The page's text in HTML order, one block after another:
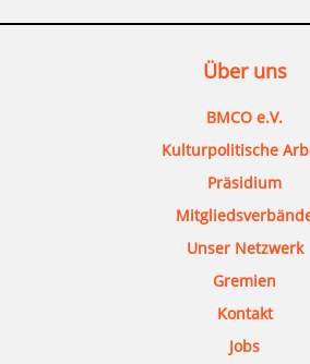
Über uns
BMCO e.V.
Kulturpolitische
Präsidium
Unser Netzwerk
Gremien
Kontakt
Jobs